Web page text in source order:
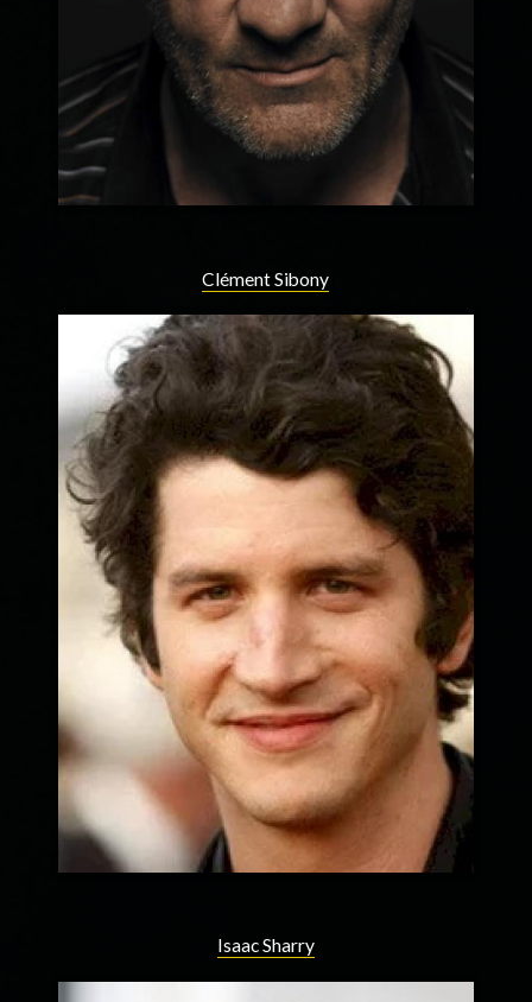
Clément Sibony
Isaac Sharry